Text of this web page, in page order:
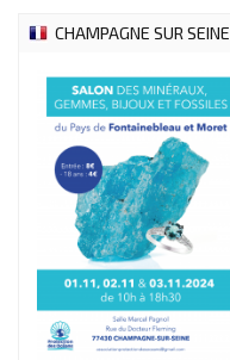
CHAMPAGNE SUR SEINE